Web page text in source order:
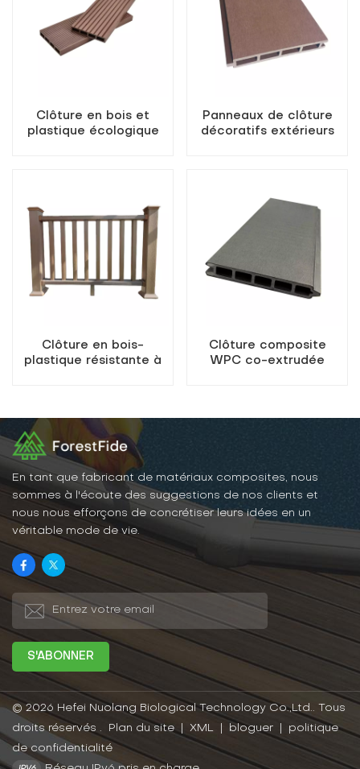
Clôture en bois et
plastique écologique
Panneaux de clôture
décoratifs extérieurs
Clôture en bois-
plastique résistante à
Clôture composite
WPC co-extrudée
En tant que fabricant de matériaux composites, nous
sommes à l'écoute des suggestions de nos clients et
nous nous efforçons de concrétiser leurs idées en un
véritable mode de vie.
© 2026 Hefei Nuolang Biological Technology Co.,Ltd.. Tous
droits réservés .
Plan du site XML bloguer
politique
de confidentialité